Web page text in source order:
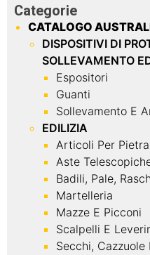
Categorie
CATALOGO
DISPOSITIVI DI
SOLLEVAMENTO
Espositori
Guanti
Sollevamento E
EDILIZIA
Articoli Per Pietra
Aste
Badili, Pale,
Martelleria
Mazze E Picconi
Scalpelli E
Secchi, Cazzuole